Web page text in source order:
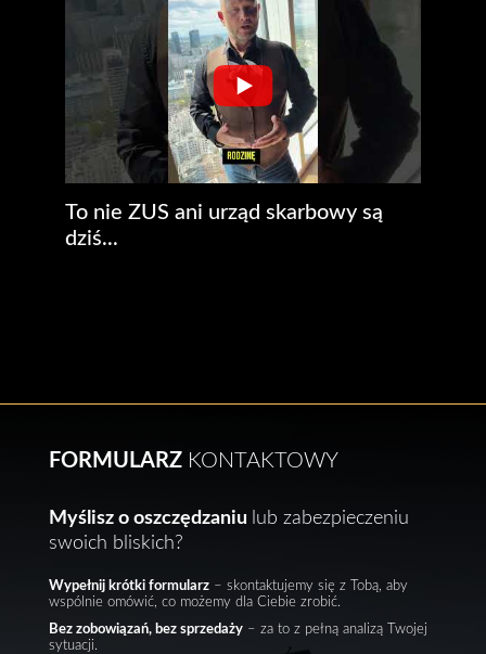
To nie ZUS ani urząd skarbowy są
dziś...
FORMULARZ KONTAKTOWY
Myślisz o oszczędzaniu lub zabezpieczeniu
swoich bliskich?
Wypełnij krótki formularz– skontaktujemy się z Tobą, aby
wspólnie omówić, co możemy dla Ciebie zrobić.
Bez zobowiązań, bez sprzedaży– za to z pełną analizą Twojej
sytuacji.